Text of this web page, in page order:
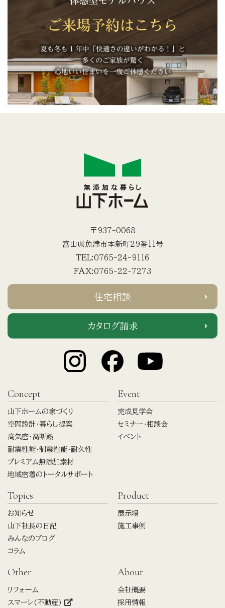
〒937-0068
富山県魚津市本新町29番11号
TEL:0765-24-9116
FAX:0765-22-7273
住宅相談
カタログ請求
Concept
山下ホームの家づくり
空間設計・暮らし提案
高気密・高断熱
耐震性能・制震性能・耐久性
プレミアム無添加素材
地域密着のトータルサポート
Event
完成見学会
セミナー・相談会
イベント
Topics
お知らせ
山下社長の日記
みんなのブログ
コラム
Product
展示場
施工事例
Other
リフォーム
スマーレ(不動産)
About
会社概要
採用情報